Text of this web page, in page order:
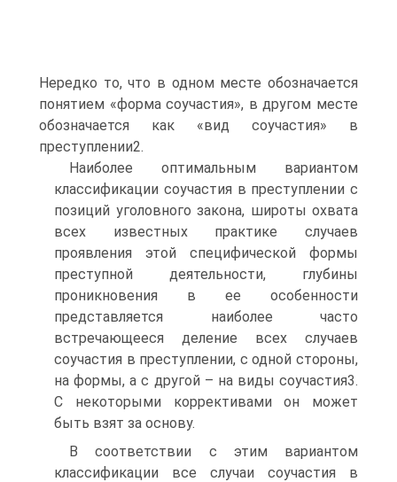
Нередко то, что в одном месте обозначается
понятием «форма соучастия», в другом месте
обозначается как «вид соучастия» в
преступлении2.
Наиболее оптимальным вариантом
классификации соучастия в преступлении с
позиций уголовного закона, широты охвата
всех известных практике случаев
проявления этой специфической формы
преступной деятельности, глубины
проникновения в ее особенности
представляется наиболее часто
встречающееся деление всех случаев
соучастия в преступлении, с одной стороны,
на формы, а с другой – на виды соучастия3.
С некоторыми коррективами он может
быть взят за основу.
В соответствии с этим вариантом
классификации все случаи соучастия в